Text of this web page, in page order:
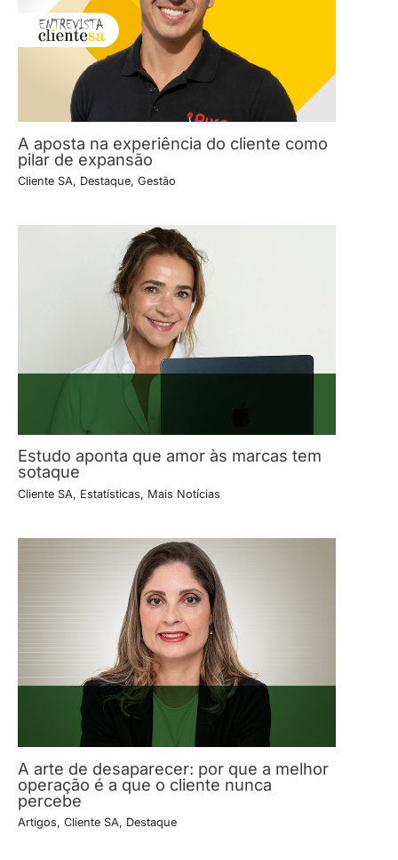
A aposta na experiência do cliente como
pilar de expansão
Cliente SA, Destaque, Gestão
Estudo aponta que amor às marcas tem
sotaque
Cliente SA, Estatísticas, Mais Notícias
A arte de desaparecer: por que a melhor
operação é a que o cliente nunca
percebe
Artigos, Cliente SA, Destaque